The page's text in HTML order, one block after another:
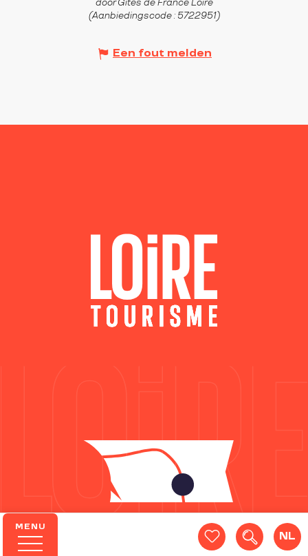
MENU
Zoek op
NL
door Gîtes de France Loire
(Aanbiedingscode : 5722951)
Een fout melden